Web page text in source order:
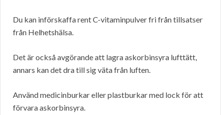
Du kan införskaffa rent C-vitaminpulver fri från tillsatser
från Helhetshälsa.
Det är också avgörande att lagra askorbinsyra lufttätt,
annars kan det dra till sig väta från luften.
Använd medicinburkar eller plastburkar med lock för att
förvara askorbinsyra.